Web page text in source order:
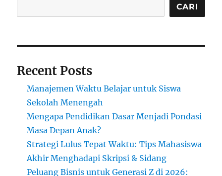
Generasi
CARI
Recent Posts
Manajemen Waktu Belajar untuk Siswa
Sekolah Menengah
Mengapa Pendidikan Dasar Menjadi Pondasi
Masa Depan Anak?
Strategi Lulus Tepat Waktu: Tips Mahasiswa
Akhir Menghadapi Skripsi & Sidang
Peluang Bisnis untuk Generasi Z di 2026: